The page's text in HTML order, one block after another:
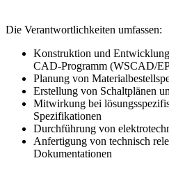
Die Verantwortlichkeiten umfassen:
Konstruktion und
CAD-Programm (WSCAD/
Planung von
Erstellung von Schaltplänen
Mitwirkung bei
Spezifikationen
Durchführung von
Anfertigung von technisch
Dokumentationen